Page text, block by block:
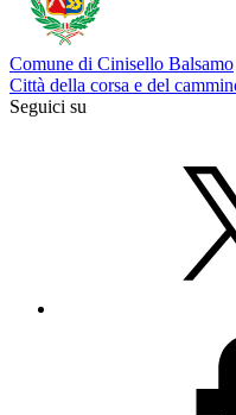
Comune di Cinisello Balsamo
Città della corsa e del
Seguici su